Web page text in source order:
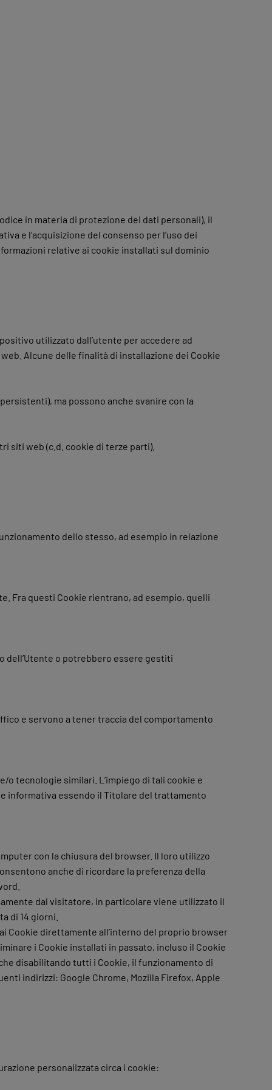
in materia di protezione dei dati personali), il
e l’acquisizione del consenso per l’uso dei
relative ai cookie installati sul dominio
utilizzato dall’utente per accedere ad
Alcune delle finalità di installazione dei Cookie
ma possono anche svanire con la
siti web (c.d. cookie di terze parti).
dello stesso, ad esempio in relazione
Fra questi Cookie rientrano, ad esempio, quelli
dell’Utente o potrebbero essere gestiti
e servono a tener traccia del comportamento
tecnologie similari. L’impiego di tali cookie e
informativa essendo il Titolare del trattamento
con la chiusura del browser. Il loro utilizzo
anche di ricordare la preferenza della
dal visitatore, in particolare viene utilizzato il
di 14 giorni.
Cookie direttamente all’interno del proprio browser
i Cookie installati in passato, incluso il Cookie
disabilitando tutti i Cookie, il funzionamento di
indirizzi: Google Chrome, Mozilla Firefox, Apple
personalizzata circa i cookie: